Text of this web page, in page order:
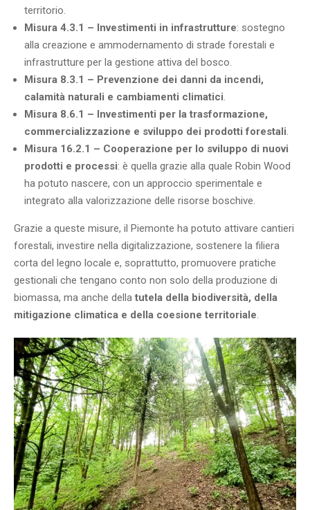
territorio.
Misura 4.3.1 – Investimenti in infrastrutture: sostegno
alla creazione e ammodernamento di strade forestali e
infrastrutture per la gestione attiva del bosco.
Misura 8.3.1 – Prevenzione dei danni da incendi,
calamità naturali e cambiamenti climatici.
Misura 8.6.1 – Investimenti per la trasformazione,
commercializzazione e sviluppo dei prodotti forestali.
Misura 16.2.1 – Cooperazione per lo sviluppo di nuovi
prodotti e processi: è quella grazie alla quale Robin Wood
ha potuto nascere, con un approccio sperimentale e
integrato alla valorizzazione delle risorse boschive.
Grazie a queste misure, il Piemonte ha potuto attivare cantieri
forestali, investire nella digitalizzazione, sostenere la filiera
corta del legno locale e, soprattutto, promuovere pratiche
gestionali che tengano conto non solo della produzione di
biomassa, ma anche della tutela della biodiversità, della
mitigazione climatica e della coesione territoriale.